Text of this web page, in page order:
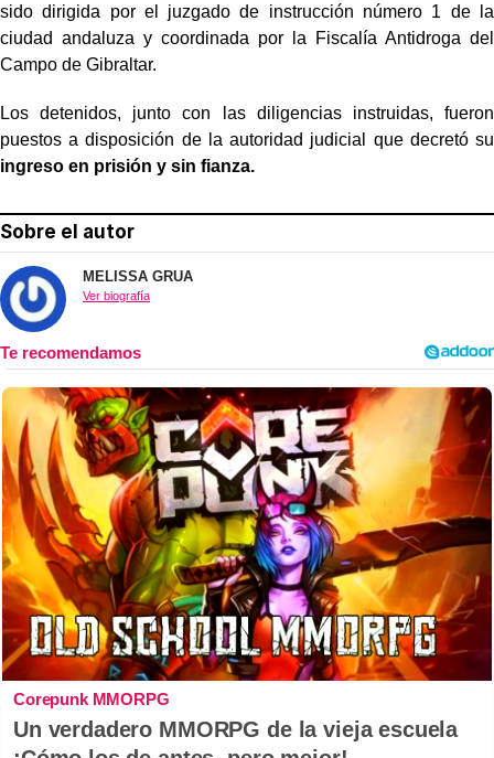
sido dirigida por el juzgado de instrucción número 1 de la
ciudad andaluza y coordinada por la Fiscalía Antidroga del
Campo de Gibraltar.
Los detenidos, junto con las diligencias instruidas, fueron
puestos a disposición de la autoridad judicial que decretó su
ingreso en prisión y sin fianza.
Sobre el autor
MELISSA GRUA
Ver biografía
Corepunk MMORPG
Un verdadero MMORPG de la vieja escuela